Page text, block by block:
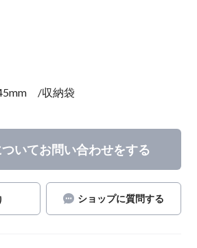
/収納袋
いてお問い合わせをする
ショップに質問する